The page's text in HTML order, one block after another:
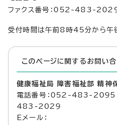
ファクス番号：052-483-
受付時間は午前8時45分から午
このページに関する お問い
健康福祉局 障害福祉部 精神
電話番号：052-483-2095
483-2029
Eメール：